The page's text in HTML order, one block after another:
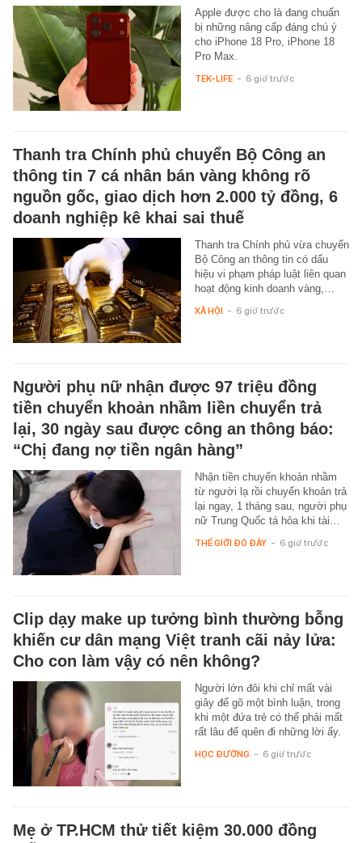
Apple được cho là đang chuẩn
bị những nâng cấp đáng chú ý
cho iPhone 18 Pro, iPhone 18
Pro Max.
TEK-LIFE - 6 giờ trước
Thanh tra Chính phủ chuyển Bộ Công an
thông tin 7 cá nhân bán vàng không rõ
nguồn gốc, giao dịch hơn 2.000 tỷ đồng, 6
doanh nghiệp kê khai sai thuế
Thanh tra Chính phủ vừa chuyển
Bộ Công an thông tin có dấu
hiệu vi phạm pháp luật liên quan
hoạt động kinh doanh vàng,…
XÃ HỘI - 6 giờ trước
Người phụ nữ nhận được 97 triệu đồng
tiền chuyển khoản nhầm liền chuyển trả
lại, 30 ngày sau được công an thông báo:
“Chị đang nợ tiền ngân hàng”
Nhận tiền chuyển khoản nhầm
từ người lạ rồi chuyển khoản trả
lại ngay, 1 tháng sau, người phụ
nữ Trung Quốc tá hỏa khi tài…
THẾ GIỚI ĐÓ ĐÂY - 6 giờ trước
Clip dạy make up tưởng bình thường bỗng
khiến cư dân mạng Việt tranh cãi nảy lửa:
Cho con làm vậy có nên không?
Người lớn đôi khi chỉ mất vài
giây để gõ một bình luận, trong
khi một đứa trẻ có thể phải mất
rất lâu để quên đi những lời ấy.
HỌC ĐƯỜNG - 6 giờ trước
Mẹ ở TP.HCM thử tiết kiệm 30.000 đồng